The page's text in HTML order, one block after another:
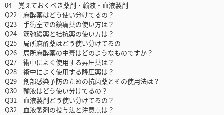
04 覚えておくべき薬剤・輸液・血液製剤
Q22 麻酔薬はどう使い分けてるの？
Q23 手術室での鎮痛薬の使い方は？
Q24 筋弛緩薬と拮抗薬の使い方は？
Q25 局所麻酔薬はどう使い分けてるの
Q26 局所麻酔薬の中毒はどのようなものですか？
Q27 術中によく使用する昇圧薬は？
Q28 術中によく使用する降圧薬は？
Q29 創部感染予防のための抗菌薬とその使用法は？
Q30 輸液はどう使い分けてるの？
Q31 血液製剤どう使い分けてるの？
Q32 血液製剤の投与法と注意点は？